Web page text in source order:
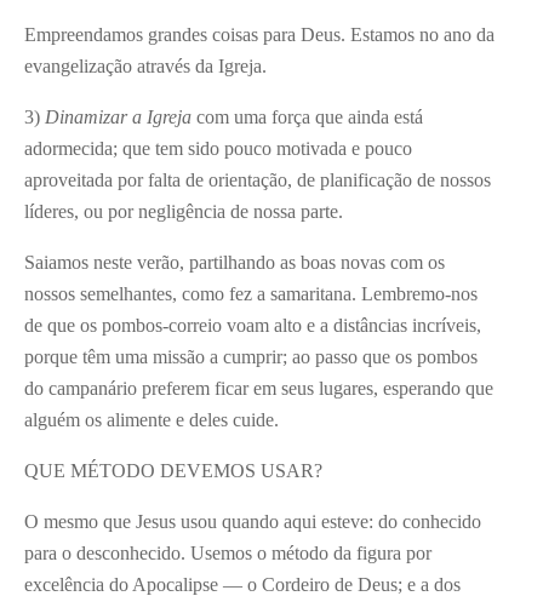
Empreendamos grandes coisas para Deus. Estamos no ano da
evangelização através da Igreja.
3) Dinamizar a Igreja com uma força que ainda está
adormecida; que tem sido pouco motivada e pouco
aproveitada por falta de orientação, de planificação de nossos
líderes, ou por negligência de nossa parte.
Saiamos neste verão, partilhando as boas novas com os
nossos semelhantes, como fez a samaritana. Lembremo-nos
de que os pombos-correio voam alto e a distâncias incríveis,
porque têm uma missão a cumprir; ao passo que os pombos
do campanário preferem ficar em seus lugares, esperando que
alguém os alimente e deles cuide.
QUE MÉTODO DEVEMOS USAR?
O mesmo que Jesus usou quando aqui esteve: do conhecido
para o desconhecido. Usemos o método da figura por
excelência do Apocalipse — o Cordeiro de Deus; e a dos